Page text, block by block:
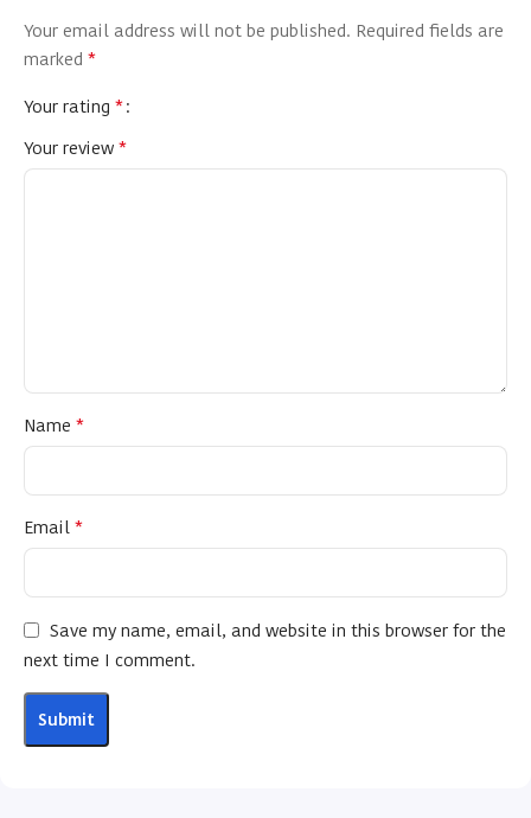
Your email address will not be published. Required fields are
marked *
Your rating *
Your review*
Name *
Email*
Save my name, email, and website in this browser for the
next time I comment.